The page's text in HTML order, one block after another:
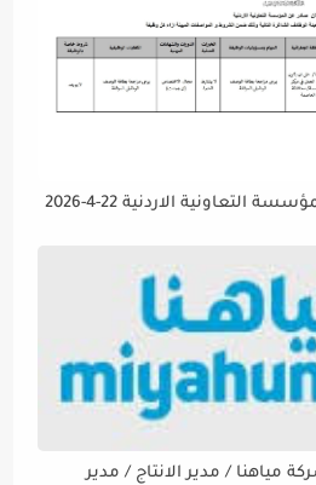
الاردنية 22-4-2026
مياهنا / مدير الانتاج / مدير